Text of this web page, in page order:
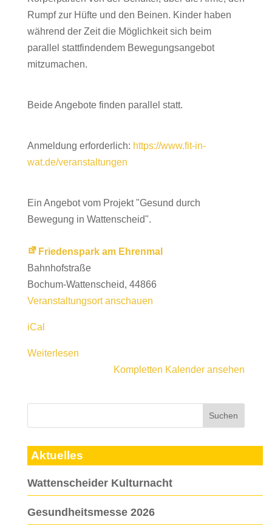
Rumpf zur Hüfte und den Beinen. Kinder haben
während der Zeit die Möglichkeit sich beim
parallel stattfindendem Bewegungsangebot
mitzumachen.
Beide Angebote finden parallel statt.
Anmeldung erforderlich: https://www.fit-in-
wat.de/veranstaltungen
Ein Angebot vom Projekt "Gesund durch
Bewegung in Wattenscheid".
Friedenspark am Ehrenmal
Bahnhofstraße
Bochum-Wattenscheid, 44866
Veranstaltungsort anschauen
iCal
Weiterlesen
Kompletten Kalender ansehen
Aktuelles
Wattenscheider Kulturnacht
Gesundheitsmesse 2026